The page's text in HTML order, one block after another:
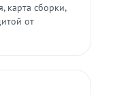
карта сборки,
от